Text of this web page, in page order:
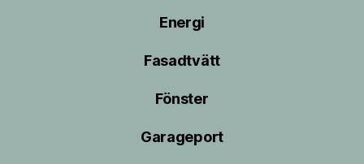
Energi
Fasadtvätt
Fönster
Garageport